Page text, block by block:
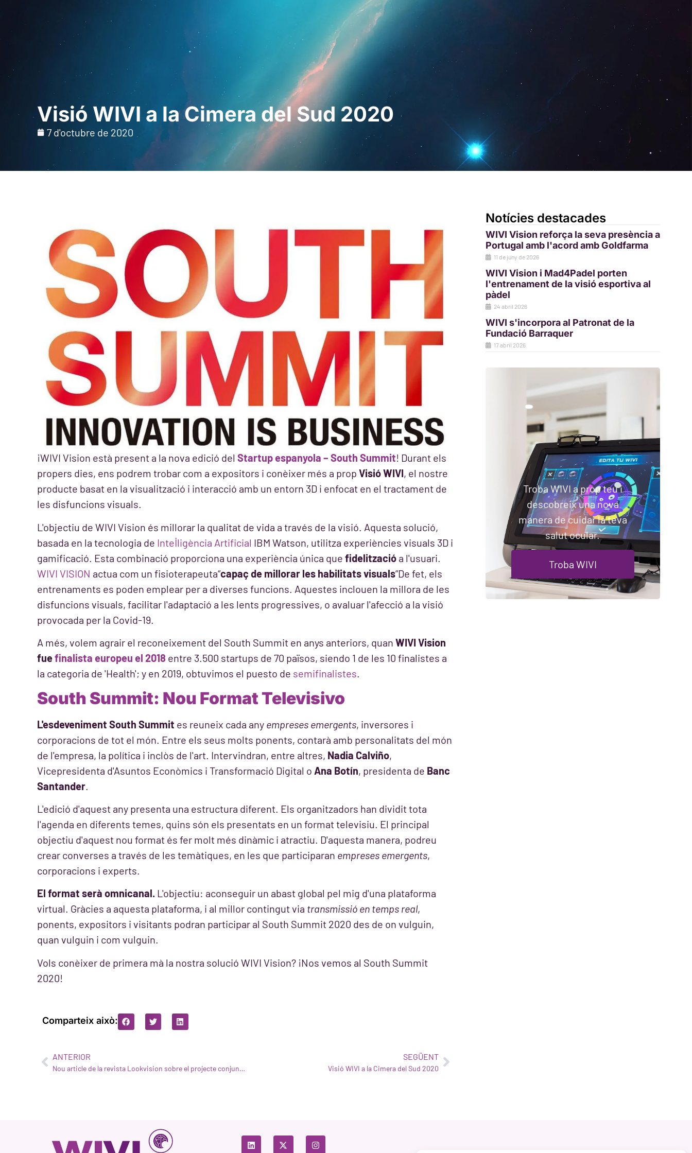
Per a professionals Per a pacients
Sol · licita una
Visió WIVI a la Cimera del Sud 2020
7 d'octubre de 2020
¡WIVI Vision està present a la nova edició del Startup espanyola – South Summit! Durant els
propers dies, ens podrem trobar com a expositors i conèixer més a prop Visió WIVI, el nostre
producte basat en la visualització i interacció amb un entorn 3D i enfocat en el tractament de
les disfuncions visuals.
L'objectiu de WIVI Vision és millorar la qualitat de vida a través de la visió. Aquesta solució,
basada en la tecnologia de Intel·ligència Artificial IBM Watson, utilitza experiències visuals 3D i
gamificació. Esta combinació proporciona una experiència única que fidelització a l'usuari.
WIVI VISION actua com un fisioterapeuta“capaç de millorar les habilitats visuals”De fet, els
entrenaments es poden emplear per a diverses funcions. Aquestes inclouen la millora de les
disfuncions visuals, facilitar l'adaptació a les lents progressives, o avaluar l'afecció a la visió
provocada per la Covid-19.
A més, volem agrair el reconeixement del South Summit en anys anteriors, quan WIVI Vision
fuefinalista europeu el 2018 entre 3.500 startups de 70 països, siendo 1 de les 10 finalistes a
la categoria de 'Health'; y en 2019, obtuvimos el puesto de semifinalistes.
South Summit: Nou Format Televisivo
L'esdeveniment South Summit es reuneix cada any empreses emergents, inversores i
corporacions de tot el món. Entre els seus molts ponents, contarà amb personalitats del món
de l'empresa, la política i inclòs de l'art. Intervindran, entre altres, Nadia Calviño,
Vicepresidenta d'Asuntos Econòmics i Transformació Digital o Ana Botín, presidenta de Banc
Santander
L'edició d'aquest any presenta una estructura diferent. Els organitzadors han dividit tota
l'agenda en diferents temes, quins són els presentats en un format televisiu. El principal
objectiu d'aquest nou format és fer molt més dinàmic i atractiu. D'aquesta manera, podreu
crear converses a través de les temàtiques, en les que participaran empreses emergents,
corporacions i experts.
El format serà omnicanal. L'objectiu: aconseguir un abast global pel mig d'una plataforma
virtual. Gràcies a aquesta plataforma, i al millor contingut via transmissió en temps real,
ponents, expositors i visitants podran participar al South Summit 2020 des de on vulguin,
quan vulguin i com vulguin.
Vols conèixer de primera mà la nostra solució WIVI Vision? ¡Nos vemos al South Summit
2020!
Comparteix això:
ANTERIOR
Nou article de la revista Lookvision sobre el projecte conjunt de Natural Optics Group i WIVI Vision
SEGÜENT
Visió WIVI a la Cimera del Sud 2020
Notícies destacades
WIVI Vision reforça la seva presència a
Portugal amb l'acord amb Goldfarma
11 de juny de 2026
WIVI Vision i Mad4Padel porten
l'entrenament de la visió esportiva al
pàdel
24 abril 2026
WIVI s'incorpora al Patronat de la
Fundació Barraquer
17 abril 2026
Troba WIVI a prop teu i
descobreix una nova
manera de cuidar la teva
salut ocular.
Troba WIVI